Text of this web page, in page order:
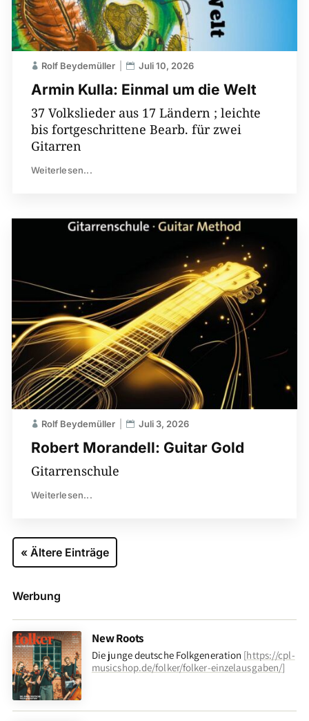
Armin Kulla: Einmal um die Welt
Rolf Beydemüller Juli 10, 2026
37 Volkslieder aus 17 Ländern ; leichte
bis fortgeschrittene Bearb. für zwei
Gitarren
Weiterlesen...
Robert Morandell: Guitar Gold
Rolf Beydemüller Juli 3, 2026
Gitarrenschule
Weiterlesen...
« Ältere Einträge
Werbung
New Roots
Die junge deutsche Folkgeneration [https://cpl-
musicshop.de/folker/folker-einzelausgaben/]